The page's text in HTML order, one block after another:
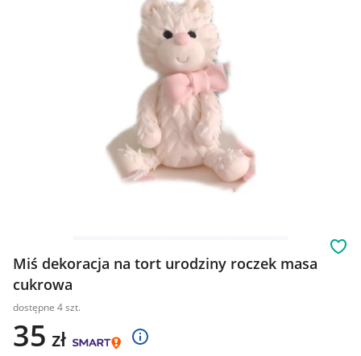
Miś dekoracja na tort urodziny roczek masa
cukrowa
dostępne 4 szt.
35 zł